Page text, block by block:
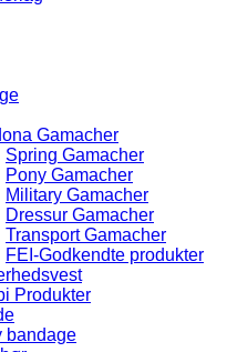
Gamacher
Spring Gamacher
Pony Gamacher
Military Gamacher
Dressur Gamacher
Transport Gamacher
FEI-Godkendte produkter
Produkter
bandage